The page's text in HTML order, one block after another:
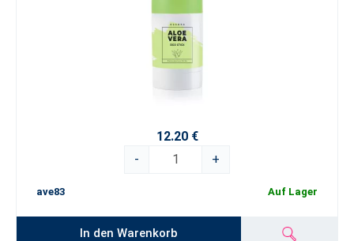
12.20 €
-
+
ave83 Auf Lager
In den Warenkorb